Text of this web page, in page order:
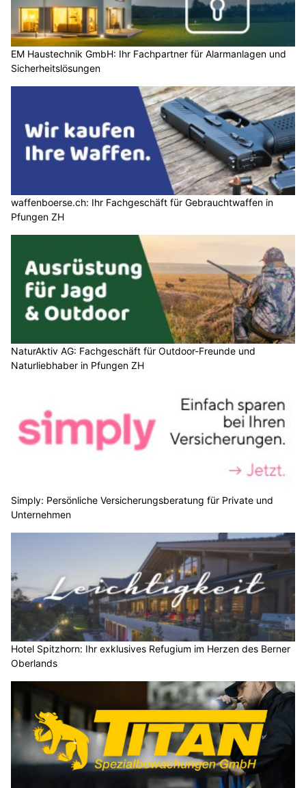
EM Haustechnik GmbH: Ihr Fachpartner für Alarmanlagen und
Sicherheitslösungen
waffenboerse.ch: Ihr Fachgeschäft für Gebrauchtwaffen in
Pfungen ZH
NaturAktiv AG: Fachgeschäft für Outdoor-Freunde und
Naturliebhaber in Pfungen ZH
Simply: Persönliche Versicherungsberatung für Private und
Unternehmen
Hotel Spitzhorn: Ihr exklusives Refugium im Herzen des Berner
Oberlands